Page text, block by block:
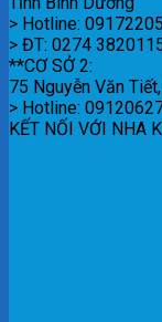
> Hotline:
> ĐT: 0274
**CƠ SỞ 2:
75 Nguyễn Văn
> Hotline:
KẾT NỐI VỚI NHA